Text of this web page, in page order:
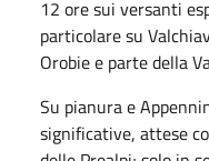
12 ore sui versanti
particolare su
Orobie e parte della
Su pianura e
significative, attese